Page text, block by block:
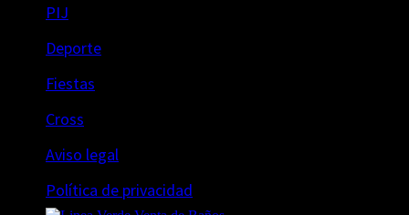
PIJ
Deporte
Fiestas
Cross
Aviso legal
Política de privacidad